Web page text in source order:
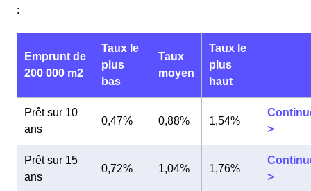
:
Emprunt de
200 000 m2
Taux le
plus
bas
Taux
moyen
Taux le
plus
haut
Prêt sur 10
ans
0,47% 0,88% 1,54%
>
Prêt sur 15
ans
0,72% 1,04% 1,76%
>